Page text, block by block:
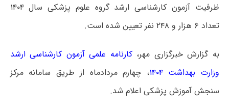
ظرفیت آزمون کارشناسی ارشد گروه علوم پزشکی سال ۱۴۰۴
تعداد ۶ هزار و ۲۴۸ نفر تعیین شده است.
به گزارش خبرگزاری مهر،کارنامه علمی آزمون کارشناسی ارشد
وزارت بهداشت ۱۴۰۴
، چهارم مردادماه از طریق سامانه مرکز
سنجش آموزش پزشکی اعلام شد.